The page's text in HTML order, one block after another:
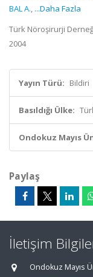
BAL A., ...Daha Fazla
Türk Nöroşirurji
2004
Yayın Türü: Bildiri
Basıldığı Ülke:
Ondokuz Mayıs
Paylaş
İletişim
Ondokuz Mayıs